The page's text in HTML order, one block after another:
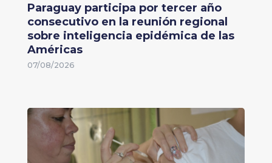
Paraguay participa por tercer año
consecutivo en la reunión regional
sobre inteligencia epidémica de las
Américas
07/08/2026